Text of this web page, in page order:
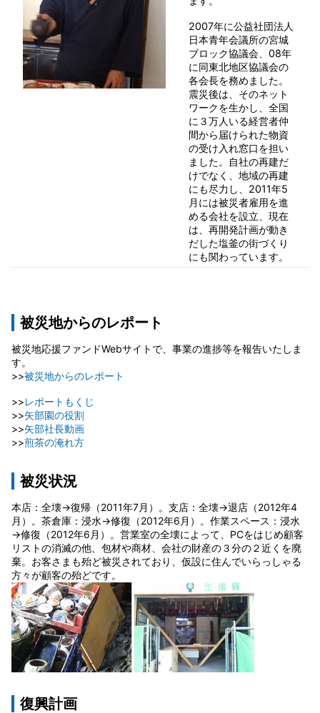
2007年に公益社団法人
日本青年会議所の宮城
ブロック協議会、08年
に同東北地区協議会の
各会長を務めました。
震災後は、そのネット
ワークを生かし、全国
に３万人いる経営者仲
間から届けられた物資
の受け入れ窓口を担い
ました。自社の再建だ
けでなく、地域の再建
にも尽力し、2011年5
月には被災者雇用を進
める会社を設立、現在
は、再開発計画が動き
だした塩釜の街づくり
にも関わっています。
被災地からのレポート
被災地応援ファンドWebサイトで、事業の進捗等を報告いたしま
す。
>>被災地からのレポート
>>レポートもくじ
>>矢部園の役割
>>矢部社長動画
>>煎茶の淹れ方
被災状況
本店：全壊→復帰（2011年7月）。支店：全壊→退店（2012年4
月）。茶倉庫：浸水→修復（2012年6月）。作業スペース：浸水
→修復（2012年6月）。営業室の全壊によって、PCをはじめ顧客
リストの消滅の他、包材や商材、会社の財産の３分の２近くを廃
棄。お客さまも殆ど被災されており、仮設に住んでいらっしゃる
方々が顧客の殆どです。
復興計画